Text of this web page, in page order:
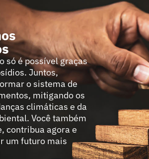
só é possível graças
Juntos,
o sistema de
mitigando os
climáticas e da
Você também
contribua agora e
um futuro mais